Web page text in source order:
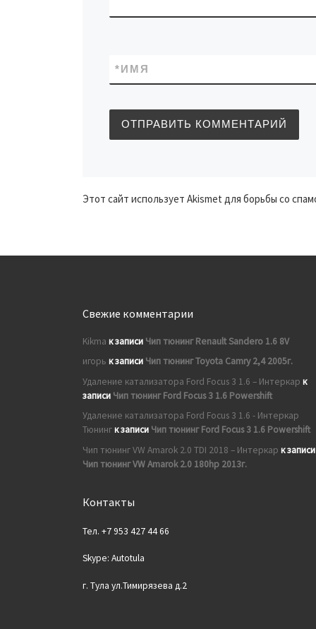
ИМЯ
*
Этот сайт использует Akismet для борьбы со
Свежие комментарии
Kikma к записи Чип тюнинг Renault Sandero 1.6 8V
игорь к записи Чип тюнинг Toyota Camry 2,4 2005г.
Удаление катализатора Ford Focus 3 1.6 – Интеркар к
записи Чип тюнинг Ford Focus 3 1.6 Powershift
Удаление катализатора Ford Focus 3 1.6 - Интеркар
Тюнингк записи Чип тюнинг Ford Focus 3 1.6 Powershift
Чип тюнинг VW Amarok 2.0 TDI 2018 – Интеркар к записи
Чип тюнинг VW Amarok 2.0 180hp 2013г.
Контакты
Тел. +7 953 427 44 66
Skype: Autotula
г. Тула ул.Тимирязева д.2